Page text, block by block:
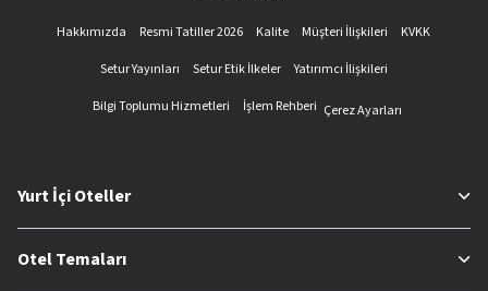
Hakkımızda Resmi Tatiller 2026 Kalite Müşteri İlişkileri
KVKK
Setur Yayınları
Setur Etik İlkeler
Yatırımcı İlişkileri
Bilgi Toplumu Hizmetleri
İşlem Rehberi Çerez Ayarları
Yurt İçi Oteller
Otel Temaları